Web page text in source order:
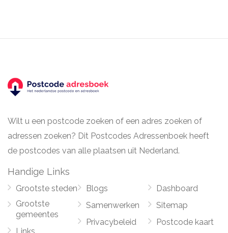
Wilt u een postcode zoeken of een adres zoeken of
adressen zoeken? Dit Postcodes Adressenboek heeft
de postcodes van alle plaatsen uit Nederland.
Handige Links
Grootste steden
Grootste
gemeentes
Blogs
Samenwerken
Privacybeleid
Dashboard
Sitemap
Postcode kaart